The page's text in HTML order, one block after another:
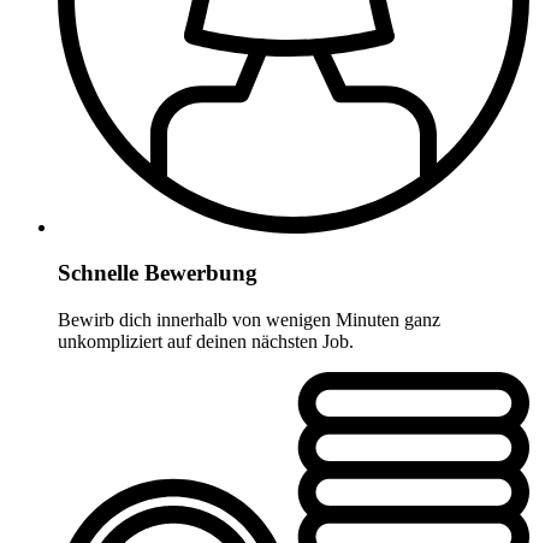
Schnelle Bewerbung
Bewirb dich innerhalb von wenigen Minuten ganz
unkompliziert auf deinen nächsten Job.